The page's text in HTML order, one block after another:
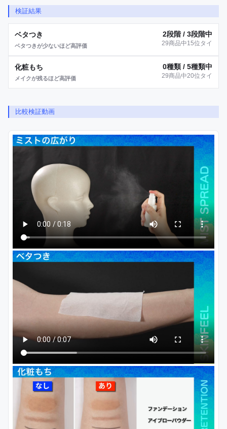
検証結果
ベタつき
ベタつきが少ないほど高評価
2段階 / 3段階中
29商品中15位タイ
化粧もち
メイクが残るほど高評価
0種類 / 5種類中
29商品中20位タイ
比較検証動画